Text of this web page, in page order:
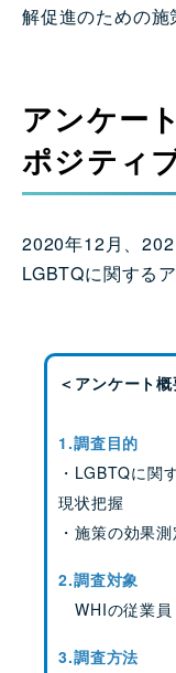
解促進のための施
アンケー
ポジティ
2020年12月、
LGBTQに関する
＜アンケート概
1.調査目的
・LGBTQに関
現状把握
・施策の効果測
2.調査対象
WHIの従業員
3.調査方法